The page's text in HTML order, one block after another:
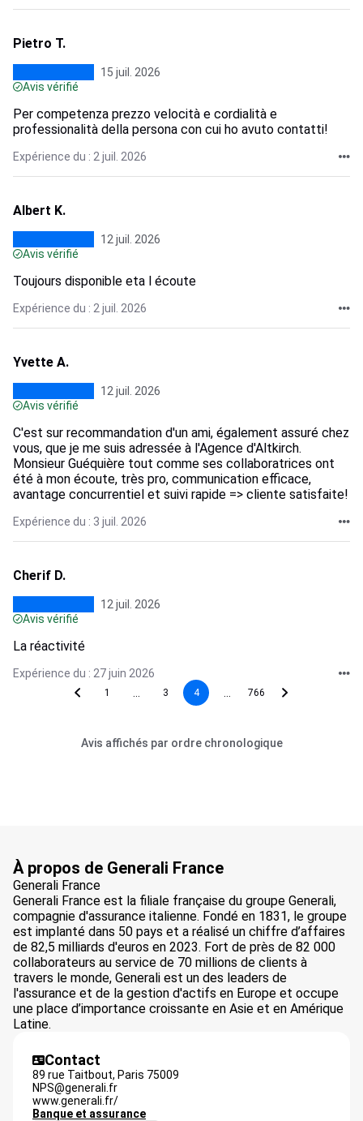
Pietro T.
15 juil. 2026
Avis vérifié
Per competenza prezzo velocità e cordialità e
professionalità della persona con cui ho avuto contatti!
Expérience du : 2 juil. 2026
Albert K.
12 juil. 2026
Avis vérifié
Toujours disponible eta l écoute
Expérience du : 2 juil. 2026
Yvette A.
12 juil. 2026
Avis vérifié
C'est sur recommandation d'un ami, également assuré chez
vous, que je me suis adressée à l'Agence d'Altkirch.
Monsieur Guéquière tout comme ses collaboratrices ont
été à mon écoute, très pro, communication efficace,
avantage concurrentiel et suivi rapide => cliente satisfaite!
Expérience du : 3 juil. 2026
Cherif D.
12 juil. 2026
Avis vérifié
La réactivité
Expérience du : 27 juin 2026
1 3 4 766
Avis affichés par ordre chronologique
À propos de Generali France
Generali France
Generali France est la filiale française du groupe Generali,
compagnie d'assurance italienne. Fondé en 1831, le groupe
est implanté dans 50 pays et a réalisé un chiffre d’affaires
de 82,5 milliards d'euros en 2023. Fort de près de 82 000
collaborateurs au service de 70 millions de clients à
travers le monde, Generali est un des leaders de
l'assurance et de la gestion d'actifs en Europe et occupe
une place d’importance croissante en Asie et en Amérique
Latine.
Contact
89 rue Taitbout, Paris 75009
NPS@generali.fr
www.generali.fr/
Banque et assurance